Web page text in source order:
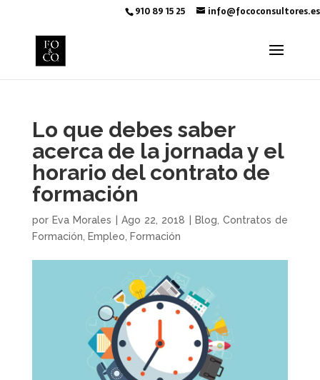
910 89 15 25 info@fococonsultores.es
Lo que debes saber
acerca de la jornada y el
horario del contrato de
formación
por Eva Morales Ago 22, 2018 Blog Contratos de
Formación
Empleo Formación